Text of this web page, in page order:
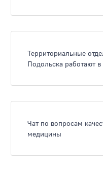
Территориальные
Подольска работают
Чат по вопросам
медицины